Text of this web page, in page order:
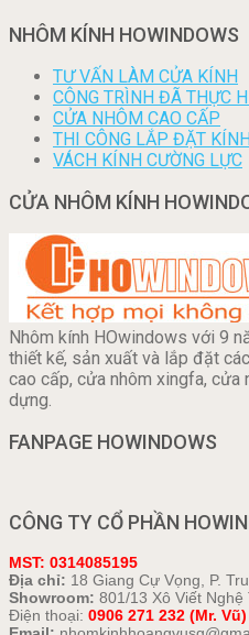
NHÔM KÍNH HOWINDOWS
TƯ VẤN LÀM CỬA KÍNH
CÔNG TRÌNH ĐÃ THỰC
CỬA NHÔM CAO CẤP
THI CÔNG LẮP ĐẶT
VÁCH KÍNH CƯỜNG LỰC
CỬA NHÔM KÍNH
Nhôm kính HOwindows với 9
thiết kế, sản xuất và lắp đặt
cao cấp, cửa nhôm xingfa, cửa
dựng.
FANPAGE HOWINDOWS
CÔNG TY CỔ PHẦN
MST: 0314085195
Địa chỉ: 18 Giang Cự Vọng, P.
Showroom: 801/13 Xô Viết Nghệ
Điện thoại: 0906 271 232 (Mr. Vũ)